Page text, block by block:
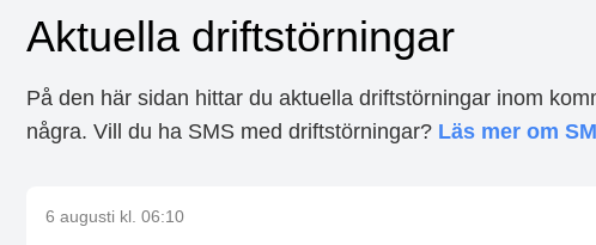
Aktuella driftstörningar
På den här sidan hittar du aktuella driftstörningar inom
några. Vill du ha SMS med driftstörningar? Läs mer om
6 augusti kl. 06:10